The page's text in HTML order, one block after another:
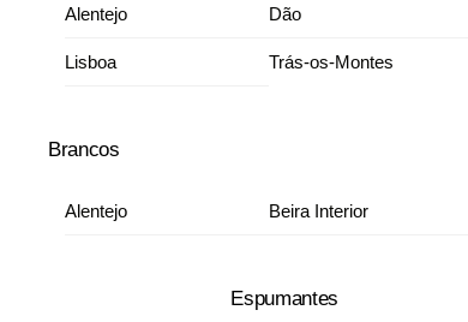
Alentejo Dão
Lisboa Trás-os-Montes
Brancos
Alentejo Beira Interior
Espumantes